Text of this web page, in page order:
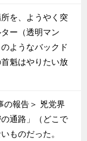
を、ようやく突
ー（透明マン
ようなバックド
魁はやりたい放
の報告＞ 兇党界
通路」（どこで
ものだった。